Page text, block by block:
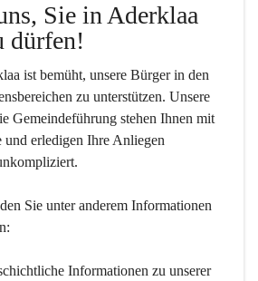
Sie in Aderklaa
dürfen!
ist bemüht, unsere Bürger in den
zu unterstützen. Unsere
Gemeindeführung stehen Ihnen mit
und erledigen Ihre Anliegen
Sie un­ter an­de­rem Informationen
Informationen zu unserer